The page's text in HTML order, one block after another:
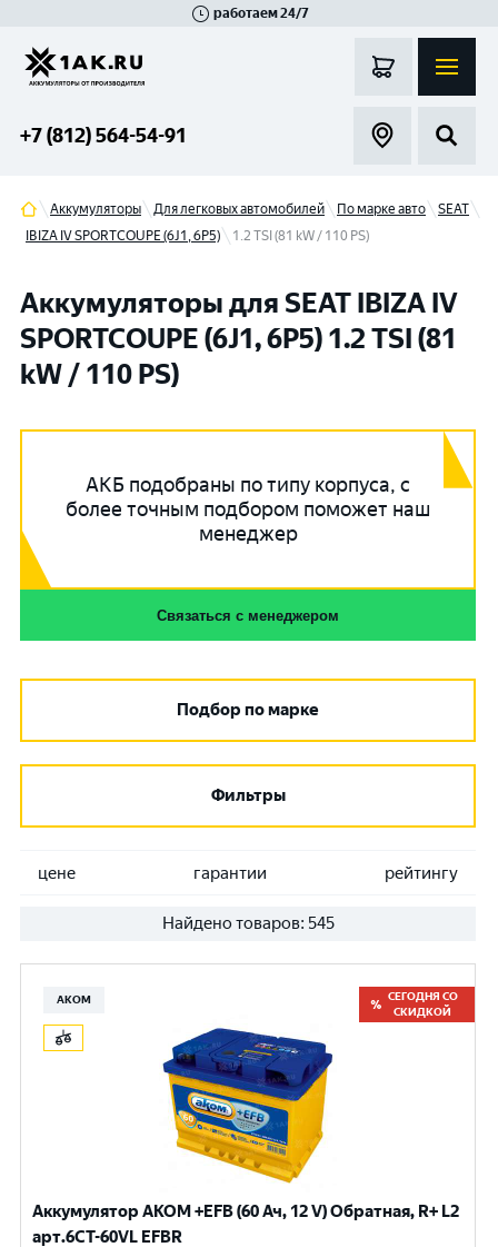
работаем 24/7
+7 (812) 564-54-91
Аккумуляторы Для легковых автомобилей По марке авто
SEAT
IBIZA IV SPORTCOUPE (6J1, 6P5)
1.2 TSI (81 kW / 110 PS)
Аккумуляторы для SEAT IBIZA IV
SPORTCOUPE (6J1, 6P5) 1.2 TSI (81
kW / 110 PS)
АКБ подобраны по типу корпуса, с
более точным подбором поможет наш
менеджер
Связаться с менеджером
Подбор по марке
Фильтры
цене гарантии рейтингу
Найдено товаров: 545
АКОМ
СЕГОДНЯ СО
СКИДКОЙ
Аккумулятор AKOM +EFB (60 Ач, 12 V) Обратная, R+ L2
арт.6CТ-60VL EFBR
Гатчина